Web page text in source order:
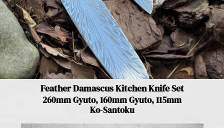
Feather Damascus Kitchen Knife Set
260mm Gyuto, 160mm Gyuto, 115mm
Ko-Santoku